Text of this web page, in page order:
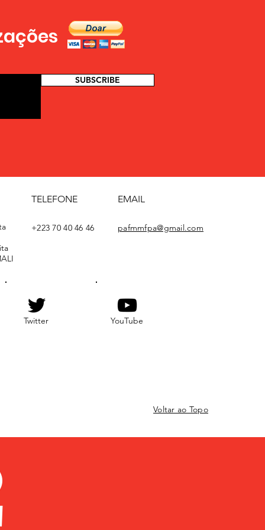
SUBSCRIBE
TELEFONE EMAIL
+223 70 40 46 46 pafmmfpa@gmail.com
Twitter YouTube
Voltar ao Topo